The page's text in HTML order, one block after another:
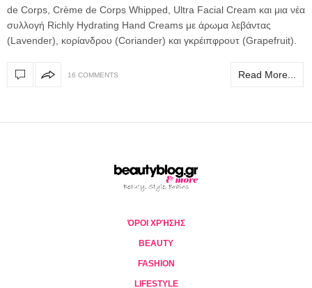
de Corps, Crème de Corps Whipped, Ultra Facial Cream και μια νέα
συλλογή Richly Hydrating Hand Creams με άρωμα λεβάντας
(Lavender), κορίανδρου (Coriander) και γκρέιπφρουτ (Grapefruit).
16 COMMENTS Read More...
ΌΡΟΙ ΧΡΉΣΗΣ
BEAUTY
FASHION
LIFESTYLE